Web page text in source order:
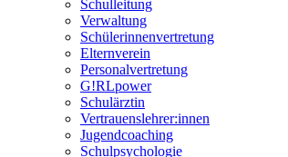
Schulleitung
Verwaltung
Schülerinnenvertretung
Elternverein
Personalvertretung
G!RLpower
Schulärztin
Vertrauenslehrer:innen
Jugendcoaching
Schulpsychologie